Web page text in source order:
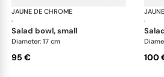
JAUNE DE CHROME
·
Nymphéa
salad bowl, small
Diameter: 17 cm
95 €
·
100